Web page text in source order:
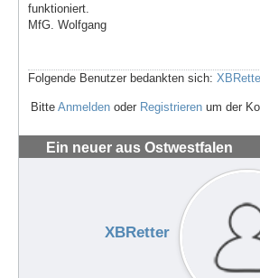
funktioniert.
MfG. Wolfgang
Folgende Benutzer bedankten sich:
Bitte Anmelden oder Registrieren um der
Ein neuer aus Ostwestfalen
XBRetter